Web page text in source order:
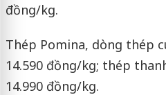
đồng/kg.
Thép Pomina, dòng thép
14.590 đồng/kg; thép
14.990 đồng/kg.